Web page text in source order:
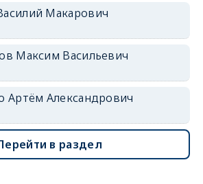
Макарович
Максим Васильевич
Артём Александрович
в раздел